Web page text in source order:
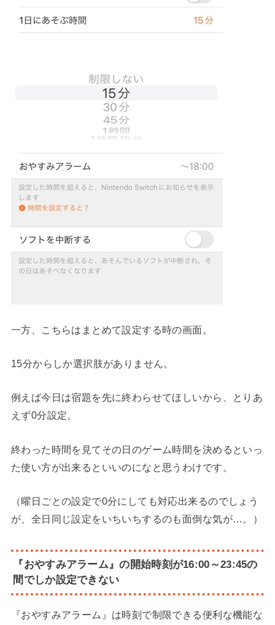
一方、こちらはまとめて設定する時の画面。
15分からしか選択肢がありません。
例えば今日は宿題を先に終わらせてほしいから、とりあ
えず0分設定。
終わった時間を見てその日のゲーム時間を決めるといっ
た使い方が出来るといいのになと思うわけです。
（曜日ごとの設定で0分にしても対応出来るのでしょう
が、全日同じ設定をいちいちするのも面倒な気が…。）
『おやすみアラーム』の開始時刻が16:00～23:45の
間でしか設定できない
『おやすみアラーム』は時刻で制限できる便利な機能な